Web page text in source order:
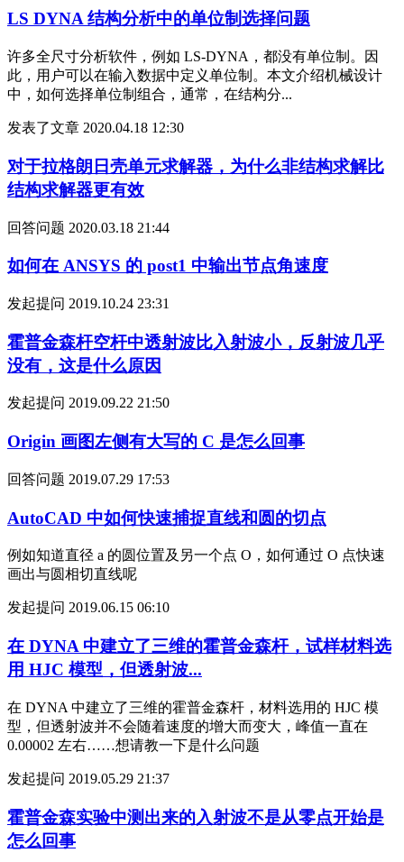
LS DYNA 结构分析中的单位制选择问题
许多全尺寸分析软件，例如 LS-DYNA，都没有单位制。因
此，用户可以在输入数据中定义单位制。本文介绍机械设计
中，如何选择单位制组合，通常，在结构分...
发表了文章 2020.04.18 12:30
对于拉格朗日壳单元求解器，为什么非结构求解比
结构求解器更有效
回答问题 2020.03.18 21:44
如何在 ANSYS 的 post1 中输出节点角速度
发起提问 2019.10.24 23:31
霍普金森杆空杆中透射波比入射波小，反射波几乎
没有，这是什么原因
发起提问 2019.09.22 21:50
Origin 画图左侧有大写的 C 是怎么回事
回答问题 2019.07.29 17:53
AutoCAD 中如何快速捕捉直线和圆的切点
例如知道直径 a 的圆位置及另一个点 O，如何通过 O 点快速
画出与圆相切直线呢
发起提问 2019.06.15 06:10
在 DYNA 中建立了三维的霍普金森杆，试样材料选
用 HJC 模型，但透射波...
在 DYNA 中建立了三维的霍普金森杆，材料选用的 HJC 模
型，但透射波并不会随着速度的增大而变大，峰值一直在
0.00002 左右……想请教一下是什么问题
发起提问 2019.05.29 21:37
霍普金森实验中测出来的入射波不是从零点开始是
怎么回事